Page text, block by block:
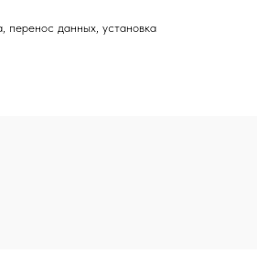
перенос данных, установка